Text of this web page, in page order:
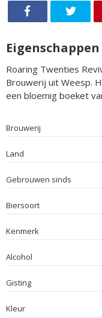
Eigenschappen
Roaring Twenties
Brouwerij uit Weesp.
een bloemig boeket
Brouwerij
Land
Gebrouwen sinds
Biersoort
Kenmerk
Alcohol
Gisting
Kleur